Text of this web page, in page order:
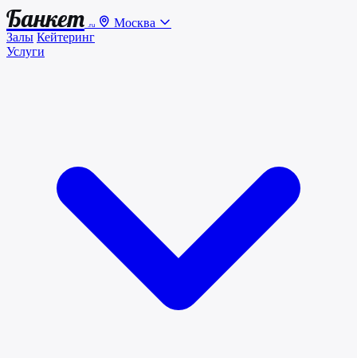
Банкет .ru
Москва
Залы Кейтеринг
Услуги